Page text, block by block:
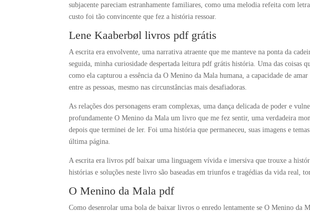
subjacente pareciam estranhamente familiares, como uma melodia refeita com
custo foi tão convincente que fez a história ressoar.
Lene Kaaberbøl livros pdf grátis
A escrita era envolvente, uma narrativa atraente que me manteve na ponta da
seguida, minha curiosidade despertada leitura pdf grátis história. Uma das coisas
como ela capturou a essência da O Menino da Mala humana, a capacidade de
entre as pessoas, mesmo nas circunstâncias mais desafiadoras.
As relações dos personagens eram complexas, uma dança delicada de poder e
profundamente O Menino da Mala um livro que me fez sentir, uma verdadeira
depois que terminei de ler. Foi uma história que permaneceu, suas imagens e
última página.
A escrita era livros pdf baixar uma linguagem vívida e imersiva que trouxe a
histórias e soluções neste livro são baseadas em triunfos e tragédias da vida real,
O Menino da Mala pdf
Como desenrolar uma bola de baixar livros o enredo lentamente se O Menino da